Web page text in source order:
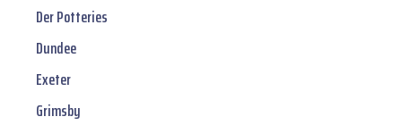
Der Potteries
Dundee
Exeter
Grimsby